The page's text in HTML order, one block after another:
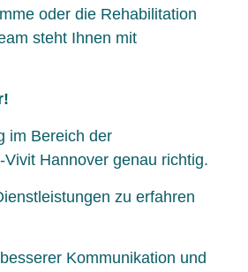
oder die Rehabilitation
steht Ihnen mit
im Bereich der
Hannover genau richtig.
zu erfahren
Kommunikation und